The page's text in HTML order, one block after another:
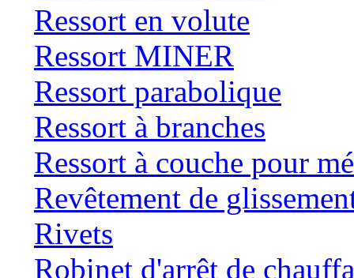
Ressort en volute
Ressort MINER
Ressort parabolique
Ressort à branches
Ressort à couche pour
Revêtement de
Rivets
Robinet d'arrêt de